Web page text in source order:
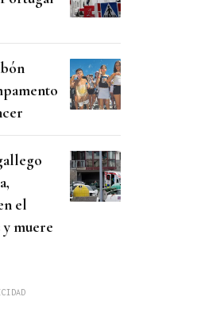
el
muere